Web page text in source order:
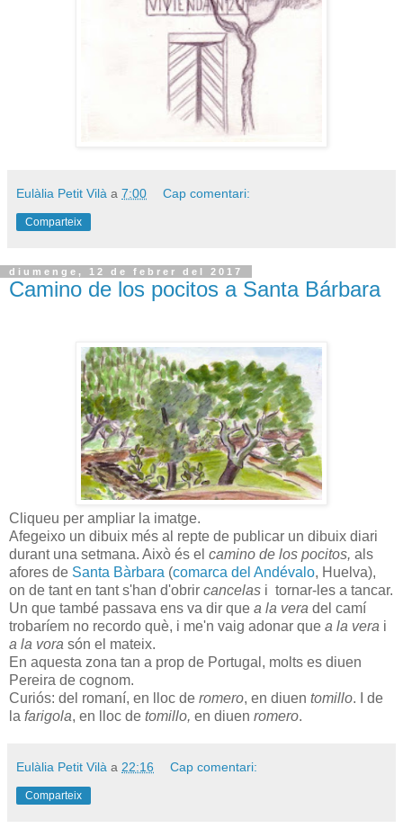
Eulàlia Petit Vilà a 7:00 Cap comentari:
Comparteix
diumenge, 12 de febrer del 2017
Camino de los pocitos a Santa Bárbara
Cliqueu per ampliar la imatge.
Afegeixo un dibuix més al repte de publicar un dibuix diari
durant una setmana. Això és el camino de los pocitos, als
afores de Santa Bàrbara (comarca del Andévalo, Huelva),
on de tant en tant s'han d'obrir cancelas i tornar-les a tancar.
Un que també passava ens va dir que a la vera del camí
trobaríem no recordo què, i me'n vaig adonar que a la vera i
a la vora són el mateix.
En aquesta zona tan a prop de Portugal, molts es diuen
Pereira de cognom.
Curiós: del romaní, en lloc de romero, en diuen tomillo. I de
la farigola, en lloc de tomillo, en diuen romero.
Eulàlia Petit Vilà a 22:16 Cap comentari:
Comparteix